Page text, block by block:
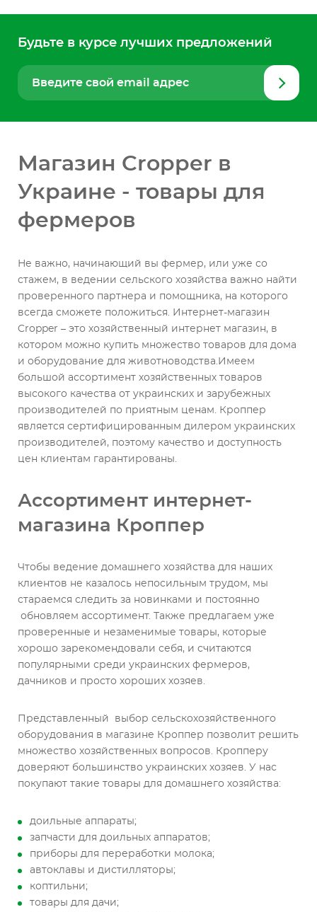
Будьте в курсе лучших предложений
Введите свой email адрес
Магазин Cropper в
Украине - товары для
фермеров
Не важно, начинающий вы фермер, или уже со
стажем, в ведении сельского хозяйства важно найти
проверенного партнера и помощника, на которого
всегда сможете положиться. Интернет-магазин
Cropper – это хозяйственный интернет магазин, в
котором можно купить множество товаров для дома
и оборудование для животноводства.Имеем
большой ассортимент хозяйственных товаров
высокого качества от украинских и зарубежных
производителей по приятным ценам. Кроппер
является сертифицированным дилером украинских
производителей, поэтому качество и доступность
цен клиентам гарантированы.
Ассортимент интернет-
магазина Кроппер
Чтобы ведение домашнего хозяйства для наших
клиентов не казалось непосильным трудом, мы
стараемся следить за новинками и постоянно
обновляем ассортимент. Также предлагаем уже
проверенные и незаменимые товары, которые
хорошо зарекомендовали себя, и считаются
популярными среди украинских фермеров,
дачников и просто хороших хозяев.
Представленный выбор сельскохозяйственного
оборудования в магазине Кроппер позволит решить
множество хозяйственных вопросов. Кропперу
доверяют большинство украинских хозяев. У нас
покупают такие товары для домашнего хозяйства:
доильные аппараты;
запчасти для доильных аппаратов;
приборы для переработки молока;
автоклавы и дистилляторы;
коптильни;
товары для дачи;